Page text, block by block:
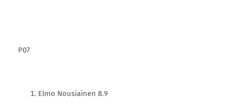
P07
Elmo Nousiainen 8.9